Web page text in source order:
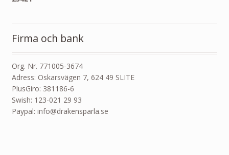
Firma och bank
Org. Nr. 771005-3674
Adress: Oskarsvägen 7, 624 49 SLITE
PlusGiro: 381186-6
Swish: 123-021 29 93
Paypal: info@drakensparla.se